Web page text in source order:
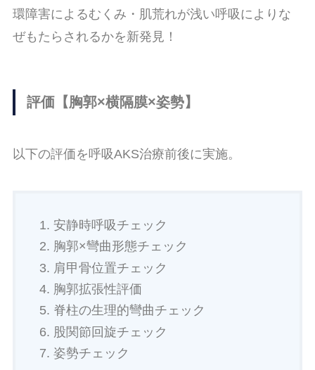
環障害によるむくみ・肌荒れが浅い呼吸によりな
ぜもたらされるかを新発見！
評価【胸郭×横隔膜×姿勢】
以下の評価を呼吸AKS治療前後に実施。
安静時呼吸チェック
胸郭×彎曲形態チェック
肩甲骨位置チェック
胸郭拡張性評価
脊柱の生理的彎曲チェック
股関節回旋チェック
姿勢チェック